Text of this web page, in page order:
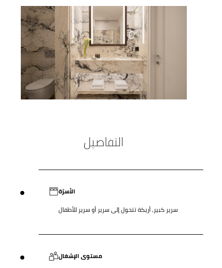
التفاصيل
الأسرّة
سرير كبير, أريكة تتحول إلى سرير أو سرير للأطفال
مستوى الإشغال